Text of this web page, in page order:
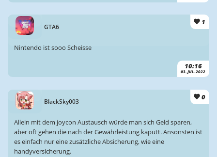
GTA6
1
10:16
03. JUL. 2022
Nintendo ist sooo Scheisse
BlackSky003
0
Allein mit dem joycon Austausch würde man sich Geld sparen,
aber oft gehen die nach der Gewährleistung kaputt. Ansonsten ist
es einfach nur eine zusätzliche Absicherung, wie eine
handyversicherung.